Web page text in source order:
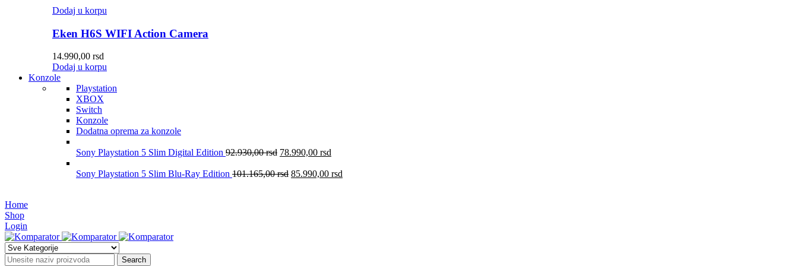
Dodaj u korpu
Eken H6S WIFI Action Camera
14.990,00 rsd
Dodaj u korpu
Konzole
Playstation
XBOX
Switch
Konzole
Dodatna oprema za konzole
Sony Playstation 5 Slim Digital Edition 92.930,00rsd 78.990,00 rsd
Sony Playstation 5 Slim Blu-Ray Edition 101.165,00rsd 85.990,00 rsd
Home
Shop
Login